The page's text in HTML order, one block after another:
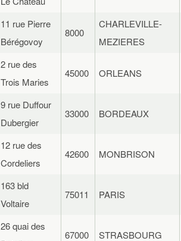
11 rue Pierre
Bérégovoy
8000
CHARLEVILLE-
MEZIERES
2 rue des
Trois Maries
45000 ORLEANS
9 rue Duffour
Dubergier
33000 BORDEAUX
12 rue des
Cordeliers
42600 MONBRISON
163 bld
Voltaire
75011 PARIS
26 quai des
67000 STRASBOURG